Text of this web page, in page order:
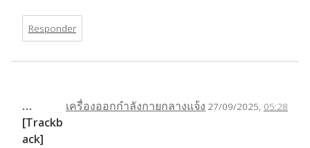
Responder
เครื่องออกกำลังกายกลางแจ้ง 27/09/2025, 05:28
…
[Trackb
ack]